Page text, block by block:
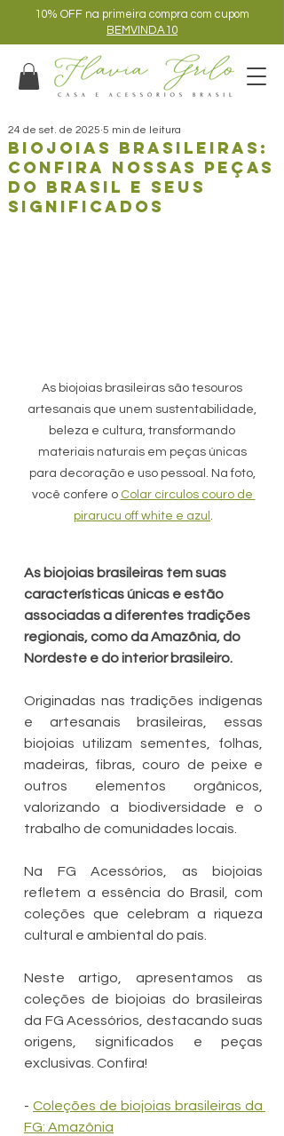
10% OFF na primeira compra com cupom
BEMVINDA10
Biojoias Brasileiras:
confira nossas peças
do brasil e seus
significados
24 de set. de 2025 5 min de leitura
As biojoias brasileiras são tesouros
artesanais que unem sustentabilidade,
beleza e cultura, transformando
materiais naturais em peças únicas
para decoração e uso pessoal. Na foto,
você confere o Colar círculos couro de
pirarucu off white e azul .
As biojoias brasileiras tem suas
características únicas e estão
associadas a diferentes tradições
regionais, como da Amazônia, do
Nordeste e do interior brasileiro.
Originadas nas tradições indígenas
e artesanais brasileiras, essas
biojoias utilizam sementes, folhas,
madeiras, fibras, couro de peixe e
outros elementos orgânicos,
valorizando a biodiversidade e o
trabalho de comunidades locais.
Na FG Acessórios, as biojoias
refletem a essência do Brasil, com
coleções que celebram a riqueza
cultural e ambiental do país.
Neste artigo, apresentamos as
coleções de biojoias do brasileiras
da FG Acessórios, destacando suas
origens, significados e peças
exclusivas. Confira!
- Coleções de biojoias brasileiras da
FG: Amazônia